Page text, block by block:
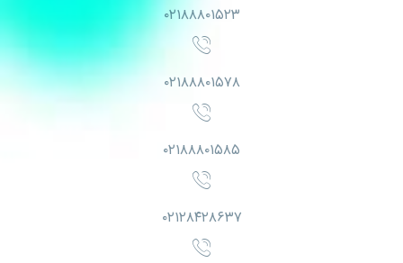
۰۲۱۸۸۸۰۱۵۲۳
۰۲۱۸۸۸۰۱۵۷۸
۰۲۱۸۸۸۰۱۵۸۵
۰۲۱۲۸۴۲۸۶۳۷